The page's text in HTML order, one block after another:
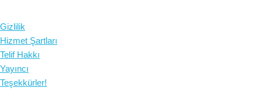
Gizlilik
Hizmet Şartları
Telif Hakkı
Yayıncı
Teşekkürler!